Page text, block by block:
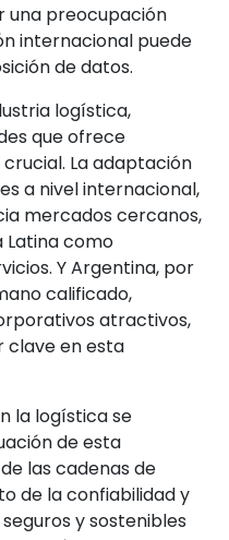
una preocupación
internacional puede
de datos.
logística,
que ofrece
La adaptación
a nivel internacional,
mercados cercanos,
Latina como
Y Argentina, por
calificado,
atractivos,
clave en esta
la logística se
de esta
las cadenas de
de la confiabilidad y
y sostenibles